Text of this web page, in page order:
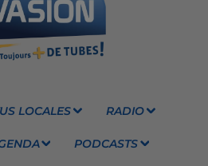
LOCALES RADIO
PODCASTS